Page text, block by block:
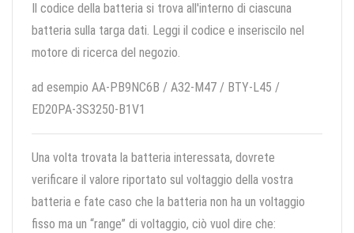
Il codice della batteria si trova all'interno di ciascuna
batteria sulla targa dati. Leggi il codice e inseriscilo nel
motore di ricerca del negozio.
ad esempio AA-PB9NC6B / A32-M47 / BTY-L45 /
ED20PA-3S3250-B1V1
Una volta trovata la batteria interessata, dovrete
verificare il valore riportato sul voltaggio della vostra
batteria e fate caso che la batteria non ha un voltaggio
fisso ma un “range” di voltaggio, ciò vuol dire che: